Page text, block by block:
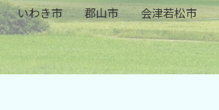
いわき市
郡山市 会津若松市